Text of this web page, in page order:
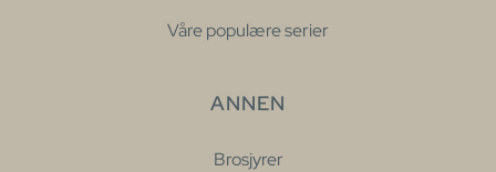
Våre populære serier
ANNEN
Brosjyrer